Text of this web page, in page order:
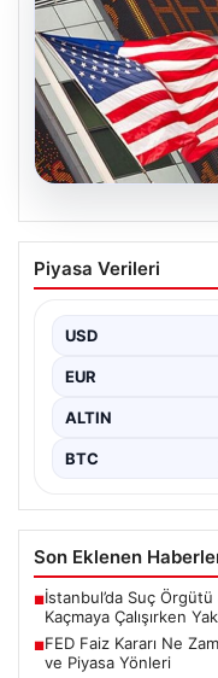
08.08.2026
FED Faiz
Nisan Ayı
alacağı faiz
belirlemede kritik…
Piyasa Verileri
USD
EUR
ALTIN
BTC
Son Eklenen
■İstanbul’da Suç
Kaçmaya Çalışırken
■FED Faiz Kararı Ne
ve Piyasa Yönleri